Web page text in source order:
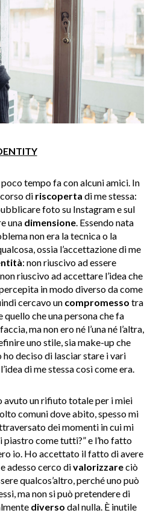
tempo fa con alcuni amici. In
di riscoperta di me stessa:
foto su Instagram e sul
una dimensione. Essendo nata
non era la tecnica o la
ossia l’accettazione di me
: non riuscivo ad essere
riuscivo ad accettare l’idea che
in modo diverso da come
cercavo un compromesso tra
che una persona che fa
ma non ero né l’una né l’altra,
uno stile, sia make-up che
deciso di lasciar stare i vari
di me stessa così come era.
avuto un rifiuto totale per i miei
comuni dove abito, spesso mi
dei momenti in cui mi
piastro come tutti?” e l’ho fatto
io. Ho accettato il fatto di avere
adesso cerco divalorizzareciò
qualcos’altro, perché uno può
ma non si può pretendere di
diverso dal nulla. È inutile